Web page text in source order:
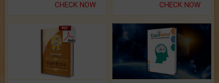
CHECK NOW CHECK NOW